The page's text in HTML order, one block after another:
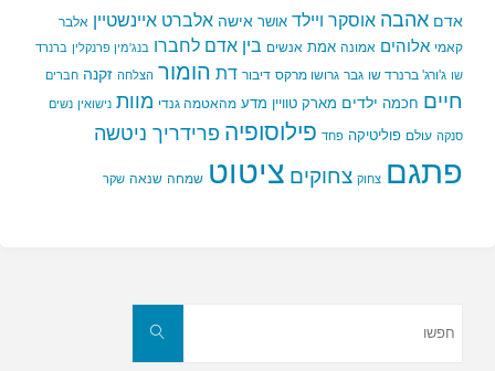
אדם אהבה אוסקר ויילד אושר אישה אלברט איינשטיין אלבר
קאמי אלוהים אמונה אמת אנשים בין אדם לחברו בנג'מין פרנקלין ברנרד
שו ג'ורג' ברנרד שו גבר גרושו מרקס דיבור דת הומור הצלחה זקנה חברים
חיים חכמה ילדים מארק טוויין מדע מהאטמה גנדי מוות נישואין נשים
סנקה עולם פוליטיקה פחד פילוסופיה פרידריך ניטשה
פתגם צחוק צחוקים ציטוט שמחה שנאה שקר
חפשו